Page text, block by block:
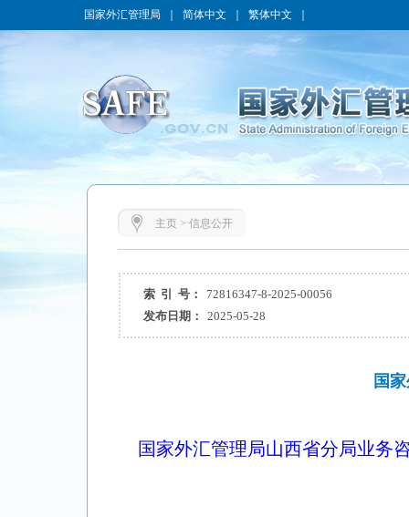
国家外汇管理局 简体中文 繁体中文
主页> 信息公开
索 引 号：
72816347-8-2025-00056
发布日期：
2025-05-28
国
国家外汇管理局山西省分局业务